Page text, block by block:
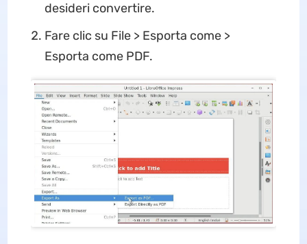
desideri convertire.
Fare clic su File > Esporta come >
Esporta come PDF.